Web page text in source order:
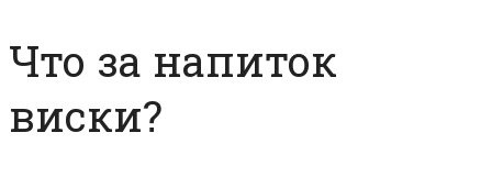
Что за напиток
виски?